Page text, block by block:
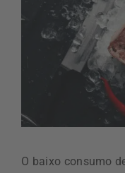
O baixo consumo